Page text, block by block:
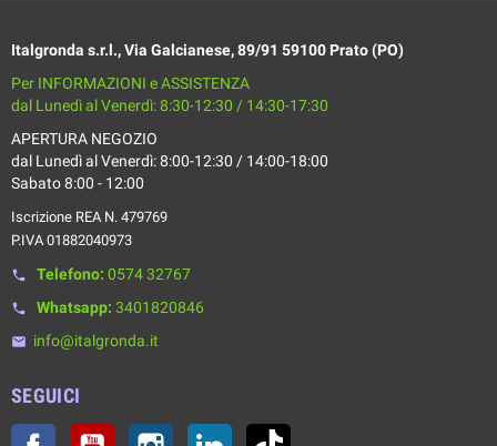
Italgronda s.r.l., Via Galcianese, 89/91 59100 Prato (PO)
Per INFORMAZIONI e ASSISTENZA
dal Lunedì al Venerdì: 8:30-12:30 / 14:30-17:30
APERTURA NEGOZIO
dal Lunedì al Venerdì: 8:00-12:30 / 14:00-18:00
Sabato 8:00 - 12:00
Iscrizione REA N. 479769
P.IVA 01882040973
phone Telefono: 0574 32767
phone Whatsapp: 3401820846
email info@italgronda.it
SEGUICI
Facebook YouTube Instagram LinkedIn